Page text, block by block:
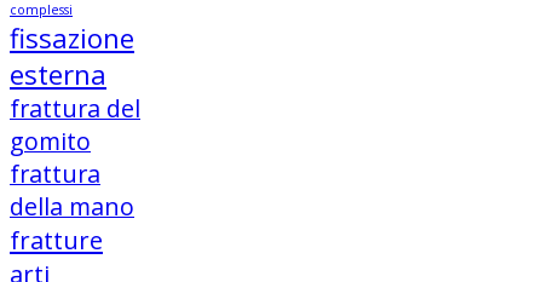
complessi
fissazione
esterna
frattura del
gomito
frattura
della mano
fratture
arti